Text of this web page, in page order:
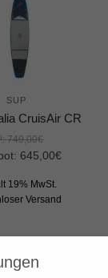
SUP
CruisAir CR
749,00€
645,00€
19% MwSt.
Versand
wählen